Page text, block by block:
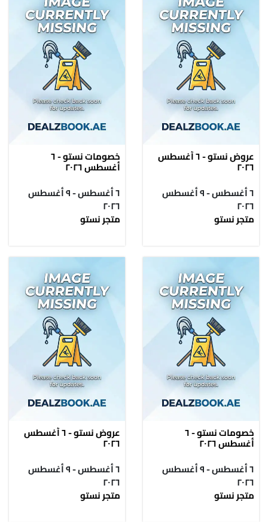
عروض نستو - ٦ أغسطس
٢٠٢٦
٦ أغسطس - ٩ أغسطس
٢٠٢٦
متجر نستو
خصومات نستو - ٦
أغسطس ٢٠٢٦
٦ أغسطس - ٩ أغسطس
٢٠٢٦
متجر نستو
خصومات نستو - ٦
أغسطس ٢٠٢٦
٦ أغسطس - ٩ أغسطس
٢٠٢٦
متجر نستو
عروض نستو - ٦ أغسطس
٢٠٢٦
٦ أغسطس - ٩ أغسطس
٢٠٢٦
متجر نستو